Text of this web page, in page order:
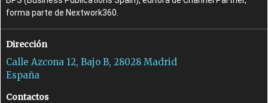
forma parte de Nextwork360.
Dirección
Calle Azcona 12, Bajo B, 28028 Madrid
España
Contactos